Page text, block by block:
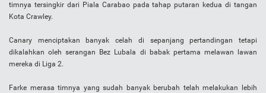
timnya tersingkir dari Piala Carabao pada tahap putaran kedua di tangan
Kota Crawley.
Canary menciptakan banyak celah di sepanjang pertandingan tetapi
dikalahkan oleh serangan Bez Lubala di babak pertama melawan lawan
mereka di Liga 2.
Farke merasa timnya yang sudah banyak berubah telah melakukan lebih